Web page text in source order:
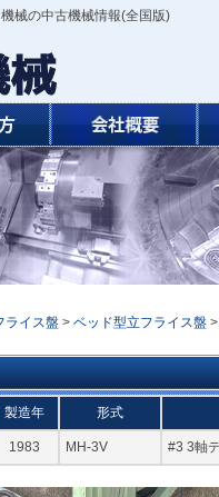
械の中古機械情報(全国版)
ライス盤 > ベッド型立フライス盤
製造年 形式
1983 MH-3V #3 3軸